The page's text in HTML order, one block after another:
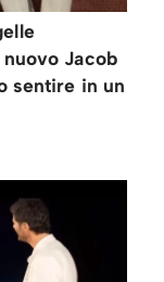
Jacob
sentire in un